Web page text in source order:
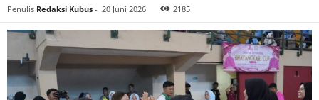
Penulis Redaksi Kubus - 20 Juni 2026 2185